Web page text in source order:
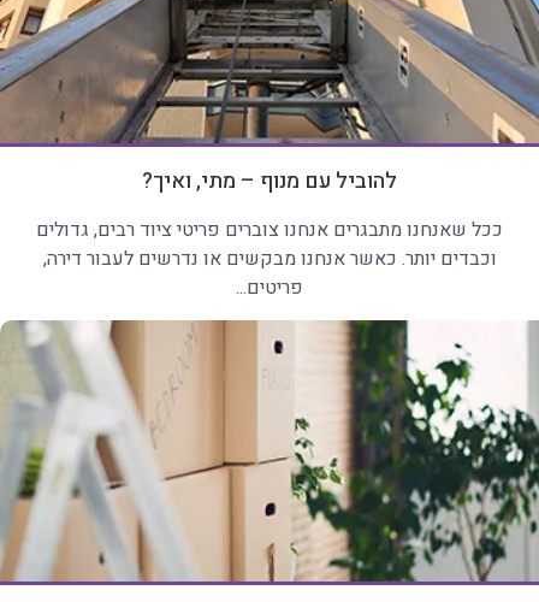
להוביל עם מנוף – מתי, ואיך?
ככל שאנחנו מתבגרים אנחנו צוברים פריטי ציוד רבים, גדולים
וכבדים יותר. כאשר אנחנו מבקשים או נדרשים לעבור דירה,
פריטים...